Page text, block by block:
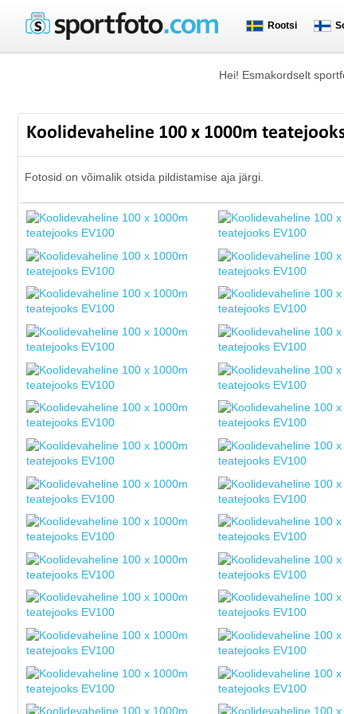
Rootsi
Hei! Esmakordselt
Koolidevaheline 100 x 1000m
Fotosid on võimalik otsida pildistamise aja järgi.